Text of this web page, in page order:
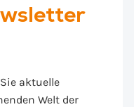
aktuelle
Welt der